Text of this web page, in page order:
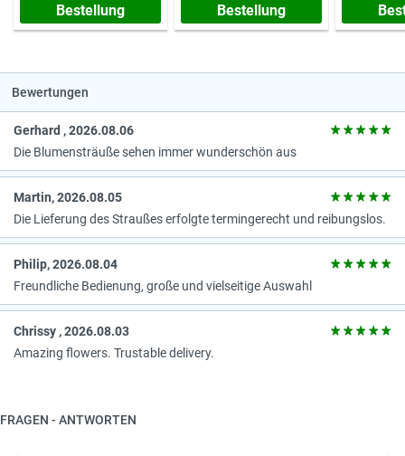
Bestellung
Bestellung
Bewertungen
Gerhard , 2026.08.06
Die Blumensträuße sehen immer wunderschön aus
Martin, 2026.08.05
Die Lieferung des Straußes erfolgte termingerecht und reibungslos.
Philip, 2026.08.04
Freundliche Bedienung, große und vielseitige Auswahl
Chrissy , 2026.08.03
Amazing flowers. Trustable delivery.
FRAGEN - ANTWORTEN